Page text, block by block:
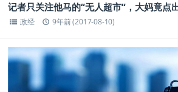
记者只关注他马的“无人超市“，大妈竟点
政经 9年前 (2017-08-10)